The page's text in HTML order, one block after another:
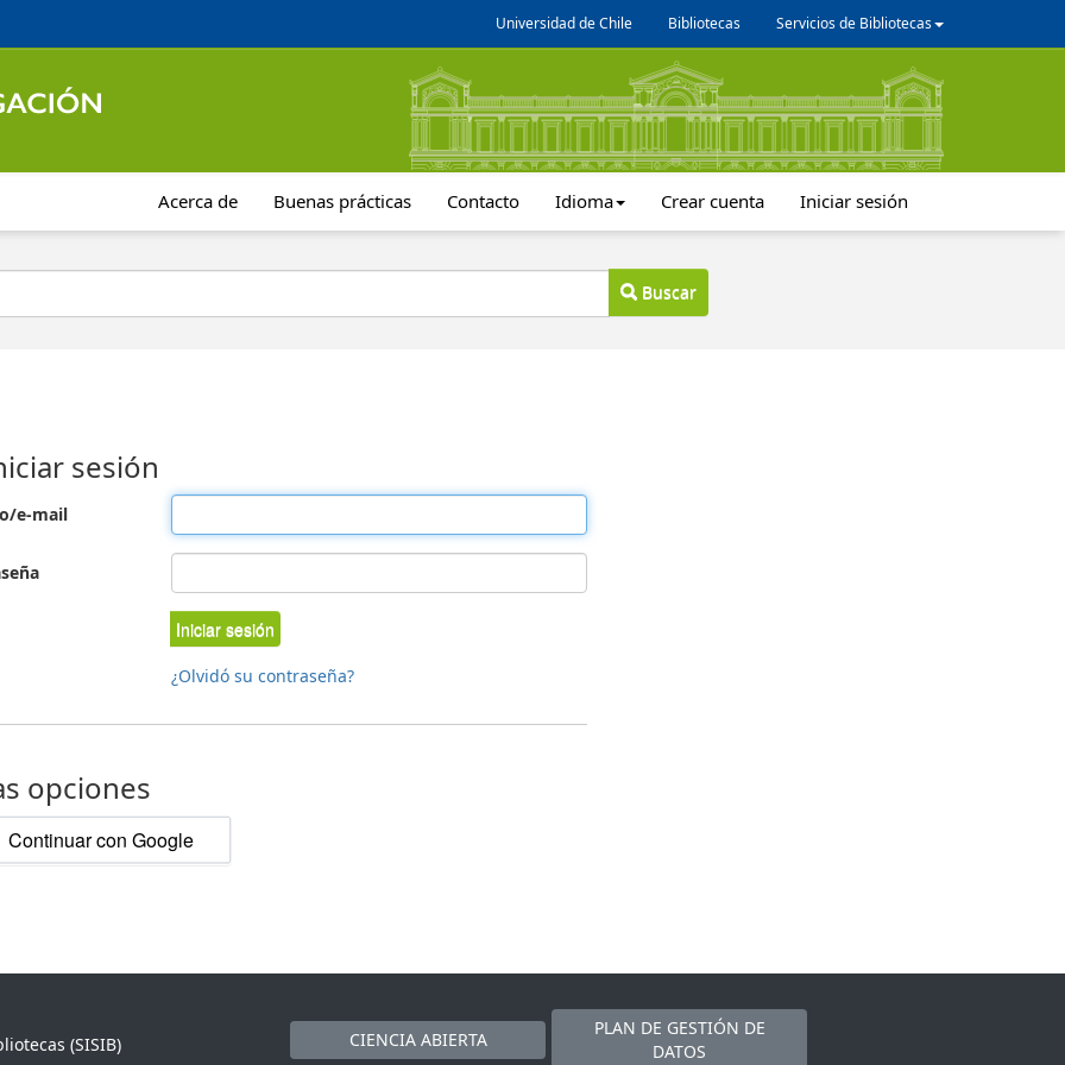
Universidad de Chile Bibliotecas Servicios de Bibliotecas
Acerca de Buenas prácticas Contacto Idioma Crear cuenta Iniciar sesión
Buscar
sesión
e-mail
Iniciar sesión
¿Olvidó su contraseña?
opciones
Continuar con Google
(SISIB)
CIENCIA ABIERTA
PLAN DE GESTIÓN DE
DATOS